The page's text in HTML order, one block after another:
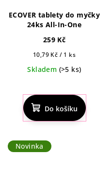
ECOVER tablety do myčky
24ks All-In-One
259 Kč
Měrná
10,79 Kč / 1 ks
Skladem (>5 ks)
Do košíku
Novinka